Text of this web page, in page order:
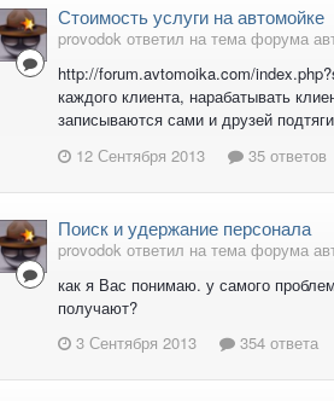
Стоимость услуги на автомойке
provodok ответил на тема форума
http://forum.avtomoika.com/
каждого клиента, нарабатывать
записываются сами и друзей
12 Сентября 2013
35 ответов
Поиск и удержание персонала
provodok ответил на тема форума
как я Вас понимаю. у самого
получают?
3 Сентября 2013
354 ответа